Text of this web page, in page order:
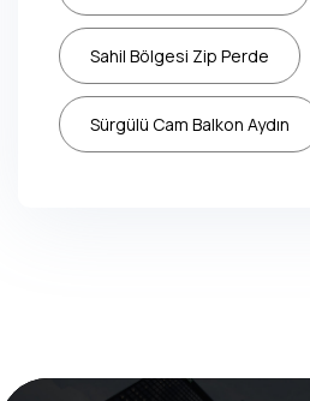
Sahil Bölgesi Zip Perde
Sürgülü Cam Balkon Aydın